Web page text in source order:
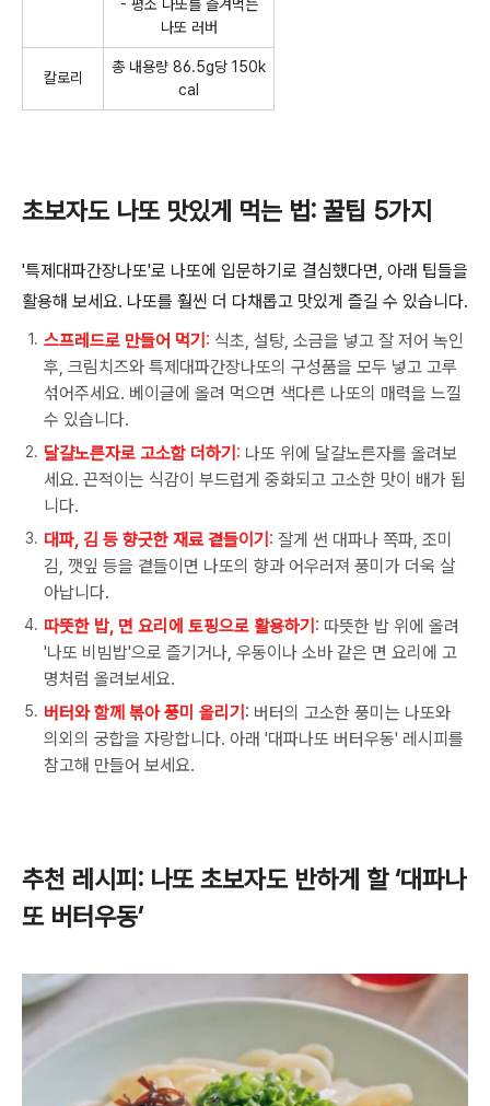
- 평소 나또를 즐겨먹는
나또 러버
칼로리
총 내용량 86.5g당 150k
cal
초보자도 나또 맛있게 먹는 법: 꿀팁 5가지
'특제대파간장나또'로 나또에 입문하기로 결심했다면, 아래 팁들을
활용해 보세요. 나또를 훨씬 더 다채롭고 맛있게 즐길 수 있습니다.
스프레드로 만들어 먹기 : 식초, 설탕, 소금을 넣고 잘 저어 녹인
후, 크림치즈와 특제대파간장나또의 구성품을 모두 넣고 고루
섞어주세요. 베이글에 올려 먹으면 색다른 나또의 매력을 느낄
수 있습니다.
달걀노른자로 고소함 더하기 : 나또 위에 달걀노른자를 올려보
세요. 끈적이는 식감이 부드럽게 중화되고 고소한 맛이 배가 됩
니다.
대파, 김 등 향긋한 재료 곁들이기 : 잘게 썬 대파나 쪽파, 조미
김, 깻잎 등을 곁들이면 나또의 향과 어우러져 풍미가 더욱 살
아납니다.
따뜻한 밥, 면 요리에 토핑으로 활용하기 : 따뜻한 밥 위에 올려
'나또 비빔밥'으로 즐기거나, 우동이나 소바 같은 면 요리에 고
명처럼 올려보세요.
버터와 함께 볶아 풍미 올리기 : 버터의 고소한 풍미는 나또와
의외의 궁합을 자랑합니다. 아래 '대파나또 버터우동' 레시피를
참고해 만들어 보세요.
추천 레시피 : 나또 초보자도 반하게 할‘대파나
또 버터우동’